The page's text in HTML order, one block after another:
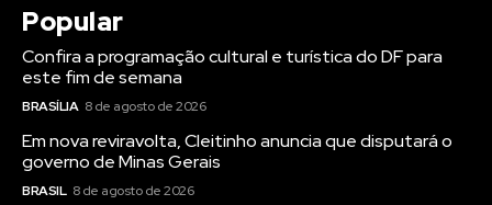
Popular
Confira a programação cultural e turística do DF para
este fim de semana
BRASÍLIA 8 de agosto de 2026
Em nova reviravolta, Cleitinho anuncia que disputará o
governo de Minas Gerais
BRASIL 8 de agosto de 2026